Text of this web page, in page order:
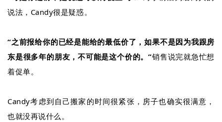
说法， Candy很是疑惑。
“之前报给你的已经是能给的最低价了，如果不是因为我跟房
东是很多年的朋友，不可能是这个价的。”销售说完就急忙想
着促单。
Candy考虑到自己搬家的时间很紧张，房子也确实很满意，
也就没再说什么。